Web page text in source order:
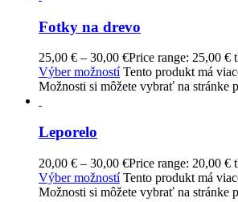
Fotky na drevo
25,00 € – 30,00 €Price range: 25,00 €
Výber možností Tento produkt má
Možnosti si môžete vybrať na stránke
Leporelo
20,00 € – 30,00 €Price range: 20,00 €
Výber možností Tento produkt má
Možnosti si môžete vybrať na stránke